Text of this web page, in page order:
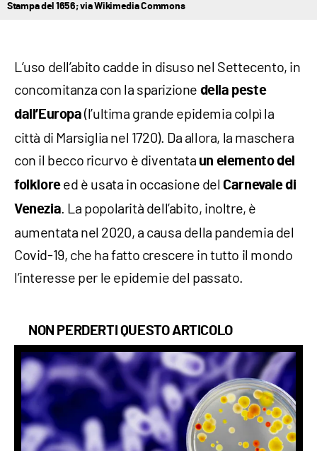
Stampa del 1656; via Wikimedia Commons
L’uso dell’abito cadde in disuso nel Settecento, in
concomitanza con la sparizione della peste
dall’Europa (l’ultima grande epidemia colpì la
città di Marsiglia nel 1720). Da allora, la maschera
con il becco ricurvo è diventata un elemento del
folkloreed è usata in occasione del Carnevale di
Venezia . La popolarità dell’abito, inoltre, è
aumentata nel 2020, a causa della pandemia del
Covid-19, che ha fatto crescere in tutto il mondo
l’interesse per le epidemie del passato.
NON PERDERTI QUESTO ARTICOLO